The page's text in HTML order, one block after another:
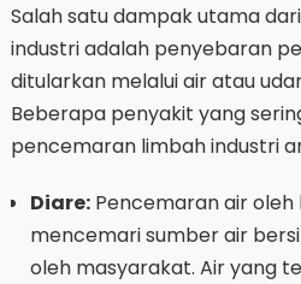
Salah satu dampak utama
industri adalah penyebaran
ditularkan melalui air atau
Beberapa penyakit yang
pencemaran limbah industri
Diare:Pencemaran air oleh
mencemari sumber air
oleh masyarakat. Air yang